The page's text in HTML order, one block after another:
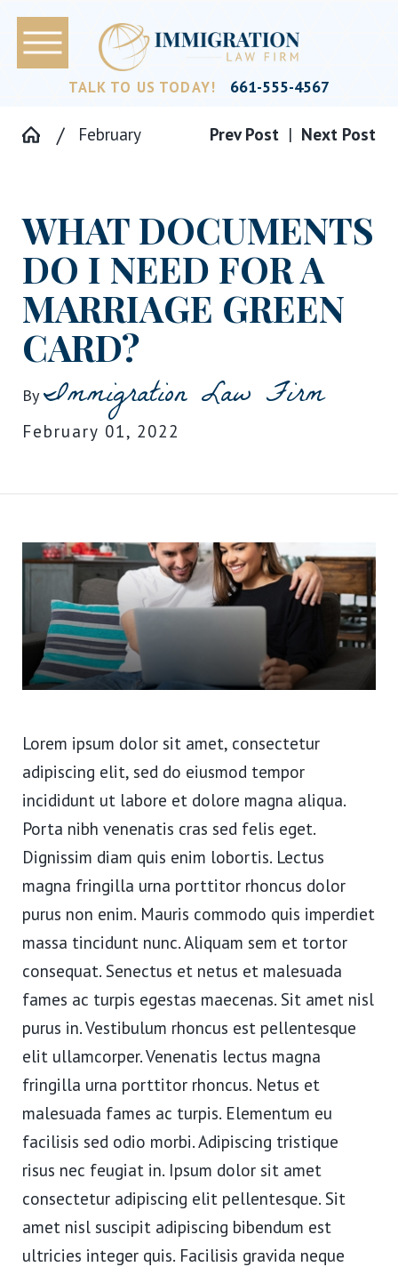
TALK TO US TODAY! 661-555-4567
February Prev Post | Next Post
WHAT DOCUMENTS
DO I NEED FOR A
MARRIAGE GREEN
CARD?
ByImmigration Law Firm
February 01, 2022
Lorem ipsum dolor sit amet, consectetur
adipiscing elit, sed do eiusmod tempor
incididunt ut labore et dolore magna aliqua.
Porta nibh venenatis cras sed felis eget.
Dignissim diam quis enim lobortis. Lectus
magna fringilla urna porttitor rhoncus dolor
purus non enim. Mauris commodo quis imperdiet
massa tincidunt nunc. Aliquam sem et tortor
consequat. Senectus et netus et malesuada
fames ac turpis egestas maecenas. Sit amet nisl
purus in. Vestibulum rhoncus est pellentesque
elit ullamcorper. Venenatis lectus magna
fringilla urna porttitor rhoncus. Netus et
malesuada fames ac turpis. Elementum eu
facilisis sed odio morbi. Adipiscing tristique
risus nec feugiat in. Ipsum dolor sit amet
consectetur adipiscing elit pellentesque. Sit
amet nisl suscipit adipiscing bibendum est
ultricies integer quis. Facilisis gravida neque